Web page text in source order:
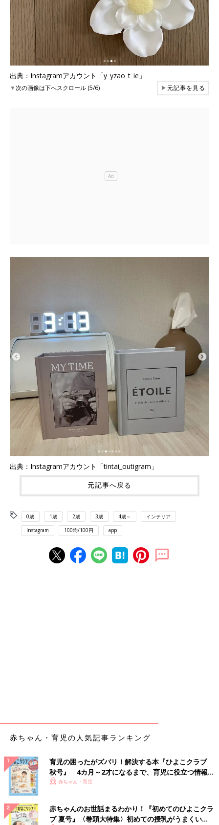
出典：Instagramアカウント「y_yzao_t_ie」
▼次の画像は下へスクロール (5/6) ▶元記事を見る
出典：Instagramアカウント「tintai_outigram」
元記事へ戻る
0歳 1歳 2歳 3歳 4歳～ インテリア
Instagram 100均/100円 app
赤ちゃん・育児の人気記事ランキング
育児の困ったがズバリ！解決する本『ひよこクラブ
秋号』 4カ月～2才になるまで、育児に役立つ情報が
いっぱい！
赤ちゃん・育児
赤ちゃんのお世話まるわかり！『初めてのひよこクラ
ブ 夏号』〈巻頭大特集〉初めての授乳がうまくい